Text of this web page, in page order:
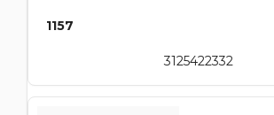
1157
3125422332